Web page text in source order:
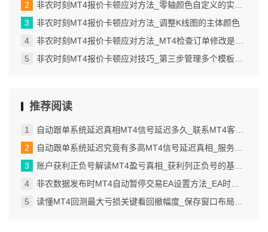
非农时刻MT4报价卡顿应对方法_零轴颜色自定义的实际应用场景
非农时刻MT4报价卡顿应对方法_调整K线图的主体颜色
非农时刻MT4报价卡顿应对方法_MT4检查订单修改是否成功的具体步骤
非农时刻MT4报价卡顿应对技巧_第三步管理多个模板并灵活切换使用
推荐阅读
自动跟单系统延迟真相MT4信号延迟多久_联系MT4客服重置模拟账户的正确流程
自动跟单系统延迟究竟有多高MT4信号延迟真相_服务器地址必须与经纪商完全匹配
账户获利正负号解读MT4盈亏真相_获利列正负号的基本含义与计算逻辑_2
非农数据发布时MT4自动暂停交易EA设置方法_EA时间控制的核心逻辑_5
读懂MT4回测最大亏损关键看回撤幅度_保存窗口布局为模板的具体操作步骤